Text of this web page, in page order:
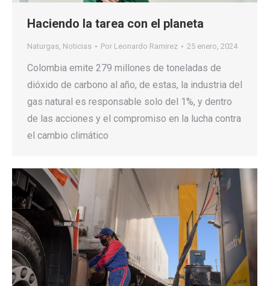
Haciendo la tarea con el planeta
Naturgas, Noticias Por Leonardo Ramirez 25 enero, 2024
Colombia emite 279 millones de toneladas de
dióxido de carbono al año, de estas, la industria del
gas natural es responsable solo del 1%, y dentro
de las acciones y el compromiso en la lucha contra
el cambio climático